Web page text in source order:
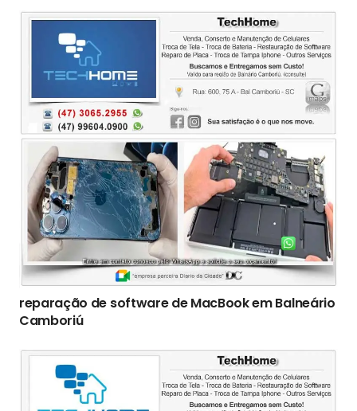
reparação de software de MacBook em Balneário
Camboriú